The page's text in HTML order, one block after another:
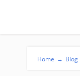
Home → Blog